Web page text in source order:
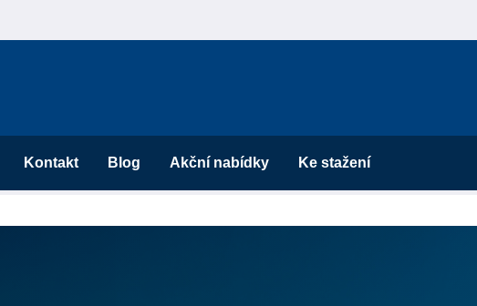
Kontakt Blog Akční nabídky Ke stažení